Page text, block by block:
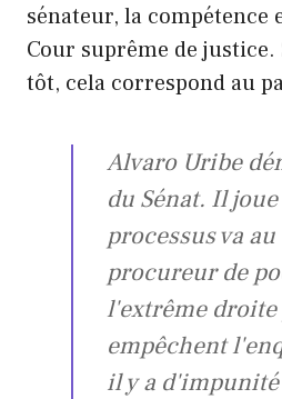
sénateur, la compétence
Cour suprême de
tôt, cela correspond au
Alvaro Uribe
du Sénat. Il
processus va
procureur de
l'extrême
empêchent
il y a